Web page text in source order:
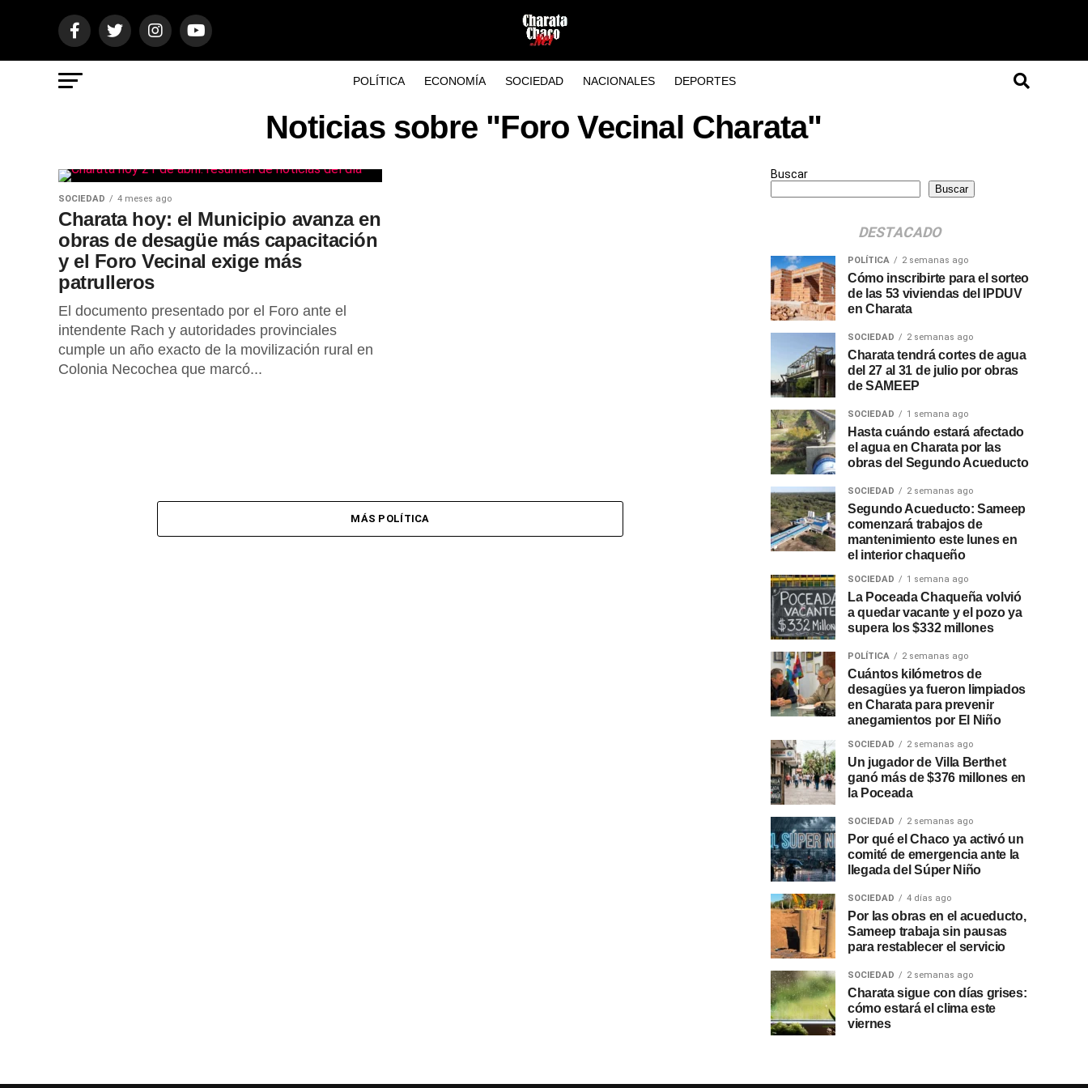
POLÍTICA ECONOMÍA SOCIEDAD NACIONALES DEPORTES
Noticias sobre "Foro Vecinal Charata"
SOCIEDAD 4 meses ago
Charata hoy: el Municipio avanza en
obras de desagüe más capacitación
y el Foro Vecinal exige más
patrulleros
El documento presentado por el Foro ante el
intendente Rach y autoridades provinciales
cumple un año exacto de la movilización rural en
Colonia Necochea que marcó...
MÁS POLÍTICA
Buscar
Buscar
DESTACADO
POLÍTICA 2 semanas ago
Cómo inscribirte para el sorteo
de las 53 viviendas del IPDUV
en Charata
SOCIEDAD 2 semanas ago
Charata tendrá cortes de agua
del 27 al 31 de julio por obras
de SAMEEP
SOCIEDAD 1 semana ago
Hasta cuándo estará afectado
el agua en Charata por las
obras del Segundo Acueducto
SOCIEDAD 2 semanas ago
Segundo Acueducto: Sameep
comenzará trabajos de
mantenimiento este lunes en
el interior chaqueño
SOCIEDAD 1 semana ago
La Poceada Chaqueña volvió
a quedar vacante y el pozo ya
supera los $332 millones
POLÍTICA 2 semanas ago
Cuántos kilómetros de
desagües ya fueron limpiados
en Charata para prevenir
anegamientos por El Niño
SOCIEDAD 2 semanas ago
Un jugador de Villa Berthet
ganó más de $376 millones en
la Poceada
SOCIEDAD 2 semanas ago
Por qué el Chaco ya activó un
comité de emergencia ante la
llegada del Súper Niño
SOCIEDAD 4 días ago
Por las obras en el acueducto,
Sameep trabaja sin pausas
para restablecer el servicio
SOCIEDAD 2 semanas ago
Charata sigue con días grises:
cómo estará el clima este
viernes